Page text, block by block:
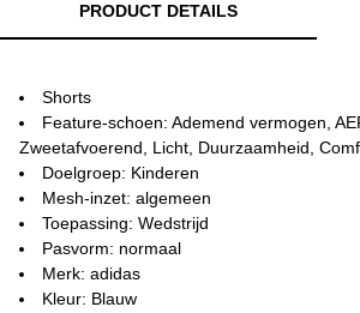
PRODUCT DETAILS
Shorts
Feature-schoen: Ademend vermogen,
Zweetafvoerend, Licht, Duurzaamheid,
Doelgroep: Kinderen
Mesh-inzet: algemeen
Toepassing: Wedstrijd
Pasvorm: normaal
Merk: adidas
Kleur: Blauw